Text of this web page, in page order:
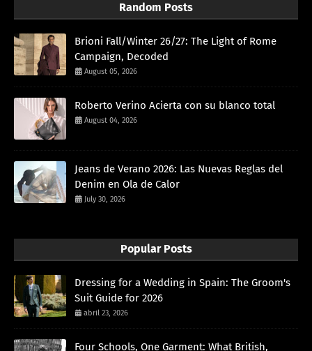
Random Posts
Brioni Fall/Winter 26/27: The Light of Rome
Campaign, Decoded
August 05, 2026
Roberto Verino Acierta con su blanco total
August 04, 2026
Jeans de Verano 2026: Las Nuevas Reglas del
Denim en Ola de Calor
July 30, 2026
Popular Posts
Dressing for a Wedding in Spain: The Groom's
Suit Guide for 2026
abril 23, 2026
Four Schools, One Garment: What British,